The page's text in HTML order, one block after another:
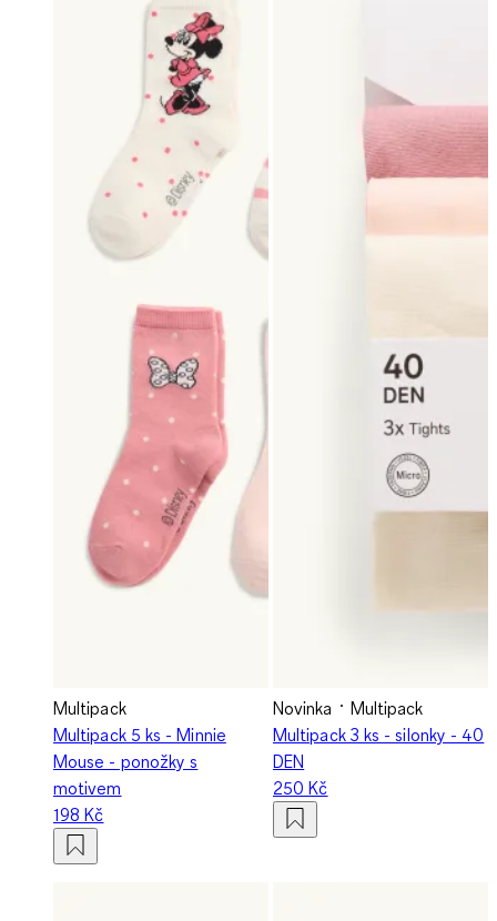
Multipack
Multipack 5 ks - Minnie
Mouse - ponožky s
motivem
198 Kč
Novinka
Multipack
Multipack 3 ks - silonky - 40
DEN
250 Kč